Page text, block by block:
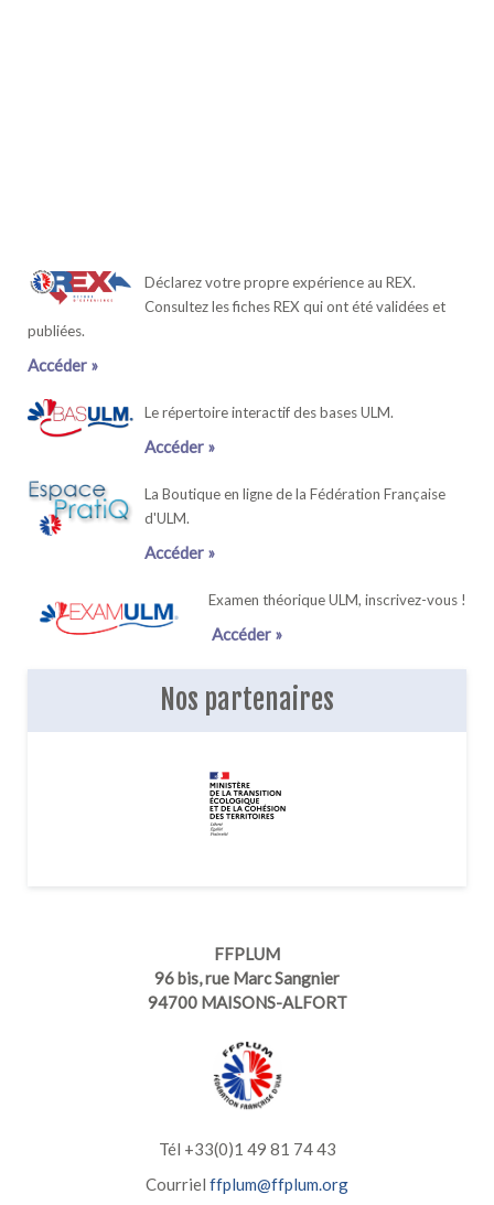
Déclarez votre propre expérience au REX.
Consultez les fiches REX qui ont été validées et
publiées.
Accéder »
Le répertoire interactif des bases ULM.
Accéder »
La Boutique en ligne de la Fédération Française
d'ULM.
Accéder »
Examen théorique ULM, inscrivez-vous !
Accéder »
Nos partenaires
FFPLUM
96 bis, rue Marc Sangnier
94700 MAISONS-ALFORT
Tél +33(0)1 49 81 74 43
Courriel ffplum@ffplum.org